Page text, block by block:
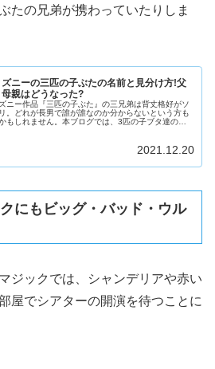
たの兄弟が携わっていたりしま
ニーの三匹の子ぶたの名前と見分け方!父
親はどうなった?
ニー作品『三匹の子ぶた』の三兄弟は背丈格好がソ
。どれが長男で誰が誰なのか分からないという方も
もしれません。本ブログでは、3匹の子ブタ達の名
2021.12.20
にもビッグ・バッド・ウル
ジックでは、シャンデリアや赤い
屋でシアターの開演を待つことに